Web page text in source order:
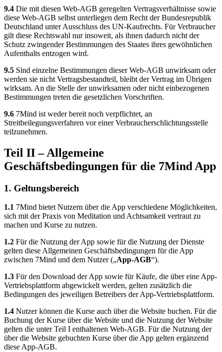
9.4 Die mit diesen Web-AGB geregelten Vertragsverhältnisse sowie
diese Web-AGB selbst unterliegen dem Recht der Bundesrepublik
Deutschland unter Ausschluss des UN-Kaufrechts. Für Verbraucher
gilt diese Rechtswahl nur insoweit, als ihnen dadurch nicht der
Schutz zwingender Bestimmungen des Staates ihres gewöhnlichen
Aufenthalts entzogen wird.
9.5 Sind einzelne Bestimmungen dieser Web-AGB unwirksam oder
werden sie nicht Vertragsbestandteil, bleibt der Vertrag im Übrigen
wirksam. An die Stelle der unwirksamen oder nicht einbezogenen
Bestimmungen treten die gesetzlichen Vorschriften.
9.6 7Mind ist weder bereit noch verpflichtet, an
Streitbeilegungsverfahren vor einer Verbraucherschlichtungsstelle
teilzunehmen.
Teil II – Allgemeine
Geschäftsbedingungen für die 7Mind App
1. Geltungsbereich
1.1 7Mind bietet Nutzern über die App verschiedene Möglichkeiten,
sich mit der Praxis von Meditation und Achtsamkeit vertraut zu
machen und Kurse zu nutzen.
1.2 Für die Nutzung der App sowie für die Nutzung der Dienste
gelten diese Allgemeinen Geschäftsbedingungen für die App
zwischen 7Mind und dem Nutzer („App-AGB“).
1.3 Für den Download der App sowie für Käufe, die über eine App-
Vertriebsplattform abgewickelt werden, gelten zusätzlich die
Bedingungen des jeweiligen Betreibers der App-Vertriebsplattform.
1.4 Nutzer können die Kurse auch über die Website buchen. Für die
Buchung der Kurse über die Website und die Nutzung der Website
gelten die unter Teil I enthaltenen Web-AGB. Für die Nutzung der
über die Website gebuchten Kurse über die App gelten ergänzend
diese App-AGB.